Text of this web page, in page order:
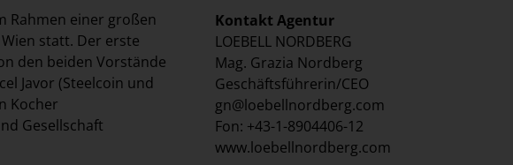
Rahmen einer großen
statt. Der erste
den beiden Vorstände
Javor (Steelcoin und
Kocher
Gesellschaft
Kontakt Agentur
LOEBELL NORDBERG
Mag. Grazia Nordberg
Geschäftsführerin/CEO
gn@loebellnordberg.com
Fon: +43-1-8904406-12
www.loebellnordberg.com